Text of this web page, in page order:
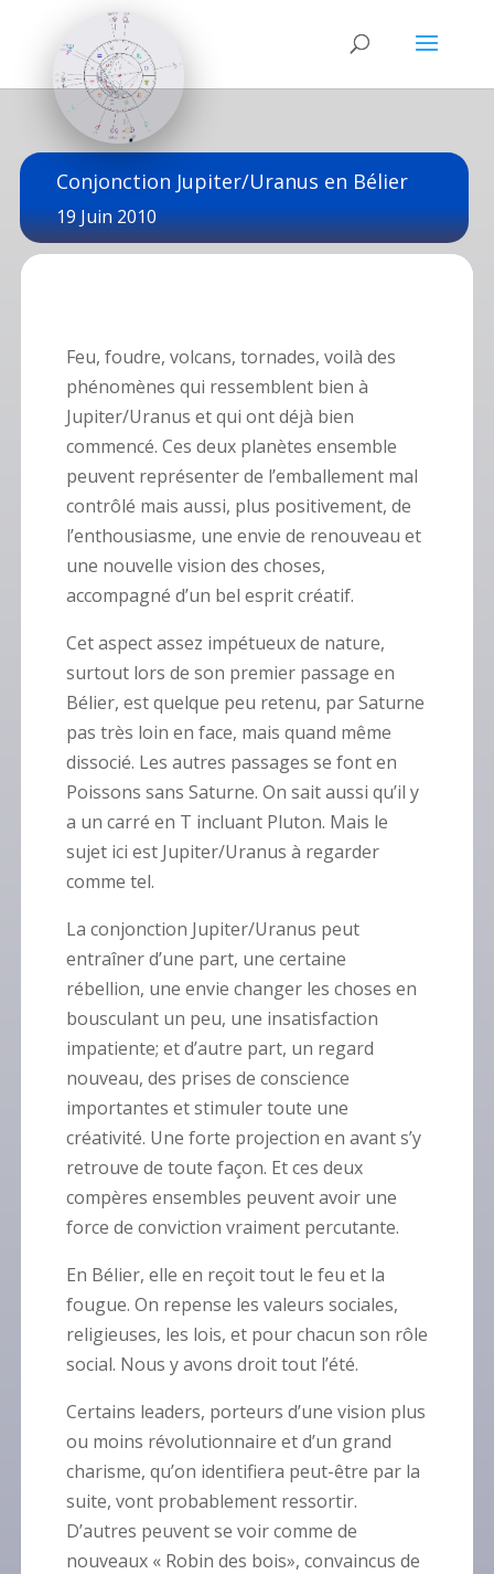
Conjonction Jupiter/Uranus en Bélier
19 Juin 2010
Feu, foudre, volcans, tornades, voilà des
phénomènes qui ressemblent bien à
Jupiter/Uranus et qui ont déjà bien
commencé. Ces deux planètes ensemble
peuvent représenter de l’emballement mal
contrôlé mais aussi, plus positivement, de
l’enthousiasme, une envie de renouveau et
une nouvelle vision des choses,
accompagné d’un bel esprit créatif.
Cet aspect assez impétueux de nature,
surtout lors de son premier passage en
Bélier, est quelque peu retenu, par Saturne
pas très loin en face, mais quand même
dissocié. Les autres passages se font en
Poissons sans Saturne. On sait aussi qu’il y
a un carré en T incluant Pluton. Mais le
sujet ici est Jupiter/Uranus à regarder
comme tel.
La conjonction Jupiter/Uranus peut
entraîner d’une part, une certaine
rébellion, une envie changer les choses en
bousculant un peu, une insatisfaction
impatiente; et d’autre part, un regard
nouveau, des prises de conscience
importantes et stimuler toute une
créativité. Une forte projection en avant s’y
retrouve de toute façon. Et ces deux
compères ensembles peuvent avoir une
force de conviction vraiment percutante.
En Bélier, elle en reçoit tout le feu et la
fougue. On repense les valeurs sociales,
religieuses, les lois, et pour chacun son rôle
social. Nous y avons droit tout l’été.
Certains leaders, porteurs d’une vision plus
ou moins révolutionnaire et d’un grand
charisme, qu’on identifiera peut-être par la
suite, vont probablement ressortir.
D’autres peuvent se voir comme de
nouveaux « Robin des bois», convaincus de